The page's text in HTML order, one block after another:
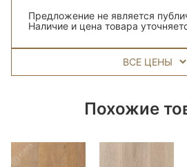
Предложение не является
Наличие и цена товара
ВСЕ ЦЕНЫ
Похожие